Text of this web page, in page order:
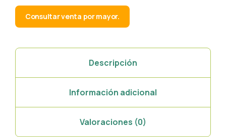
Consultar venta por mayor.
Descripción
Información adicional
Valoraciones (0)